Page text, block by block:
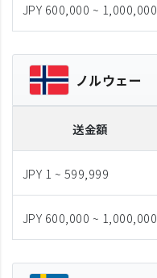
JPY 600,000 ~ 1,000,000
ノルウェー
送金額
JPY 1 ~ 599,999
JPY 600,000 ~ 1,000,000